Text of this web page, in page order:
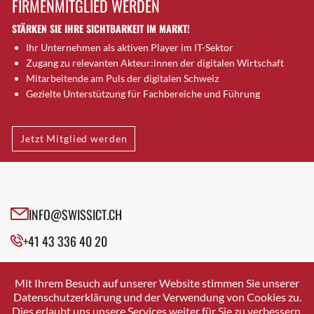
Brugg AG
Brütten
Bubendorf
Bubikon
Buchs (SG)
Bäretswil
Bülach
Cazis
Crissier
Davos Platz
Dierikon
Dietikon
FIRMENMITGLIED WERDEN
STÄRKEN SIE IHRE SICHTBARKEIT IM MARKT!
Ihr Unternehmen als aktiven Player im IT-Sektor
Zugang zu relevanten Akteur:innen der digitalen Wirtschaft
Mitarbeitende am Puls der digitalen Schweiz
Gezielte Unterstützung für Fachbereiche und Führung
Jetzt Mitglied werden
INFO@SWISSICT.CH
+41 43 336 40 20
SWISSICT
VULKANSTRASSE 120
8048 ZURICH
Mit Ihrem Besuch auf unserer Website stimmen Sie unserer
Datenschutzerklärung und der Verwendung von Cookies zu.
Dies erlaubt uns unsere Services weiter für Sie zu verbessern.